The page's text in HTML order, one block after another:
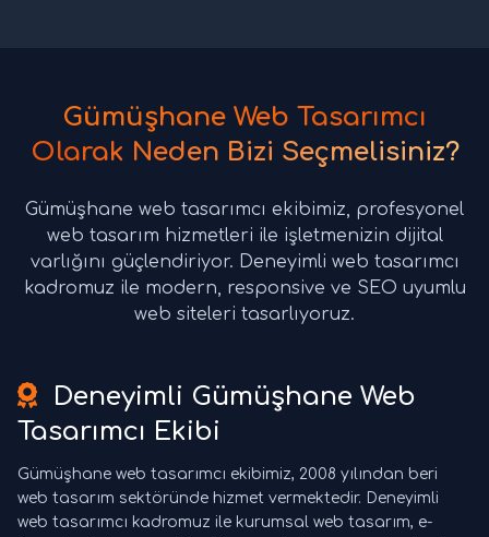
Gümüşhane Web Tasarımcı
Olarak Neden Bizi Seçmelisiniz?
Gümüşhane web tasarımcı ekibimiz, profesyonel
web tasarım hizmetleri ile işletmenizin dijital
varlığını güçlendiriyor. Deneyimli web tasarımcı
kadromuz ile modern, responsive ve SEO uyumlu
web siteleri tasarlıyoruz.
Deneyimli Gümüşhane Web
Tasarımcı Ekibi
Gümüşhane web tasarımcı ekibimiz, 2008 yılından beri
web tasarım sektöründe hizmet vermektedir. Deneyimli
web tasarımcı kadromuz ile kurumsal web tasarım, e-